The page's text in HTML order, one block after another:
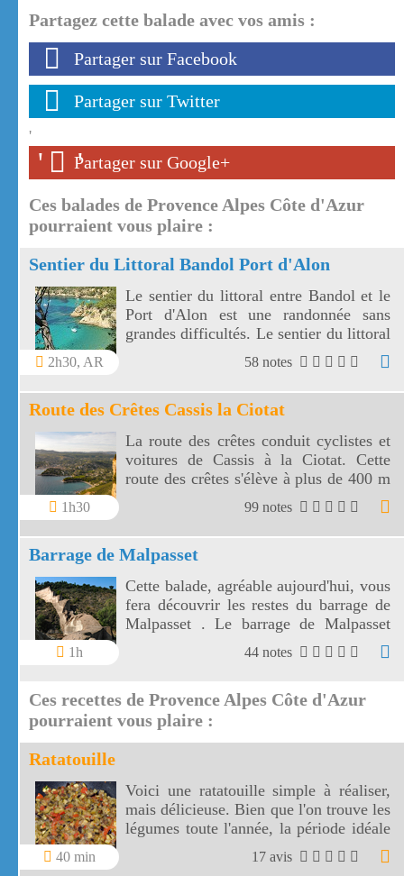
Partagez cette balade avec vos amis :
Partager sur Facebook
Partager sur Twitter
'
' '
Partager sur Google+
Ces balades de Provence Alpes Côte d'Azur
pourraient vous plaire :
Sentier du Littoral Bandol Port d'Alon
2h30, AR
Le sentier du littoral entre Bandol et le
Port d'Alon est une randonnée sans
grandes difficultés. Le sentier du littoral
Bandol Port d'Alon offre des paysages
58 notes
Route des Crêtes Cassis la Ciotat
1h30
La route des crêtes conduit cyclistes et
voitures de Cassis à la Ciotat. Cette
route des crêtes s'élève à plus de 400 m
et surplombe la mer au travers plusieurs
99 notes
Barrage de Malpasset
1h
Cette balade, agréable aujourd'hui, vous
fera découvrir les restes du barrage de
Malpasset . Le barrage de Malpasset
dont la catastrophe a été vécue par la
France entière, est situé dans la vallée
44 notes
Ces recettes de Provence Alpes Côte d'Azur
pourraient vous plaire :
Ratatouille
40 min
Voici une ratatouille simple à réaliser,
mais délicieuse. Bien que l'on trouve les
légumes toute l'année, la période idéale
pour faire cette ratatouille bohémienne
reste le printemps et l'été.
17 avis